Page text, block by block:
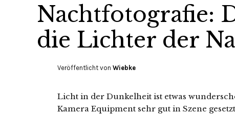
Nachtfotografie:
die Lichter der
Veröffentlicht von Wiebke
Licht in der Dunkelheit ist etwas
Kamera Equipment sehr gut in Szene